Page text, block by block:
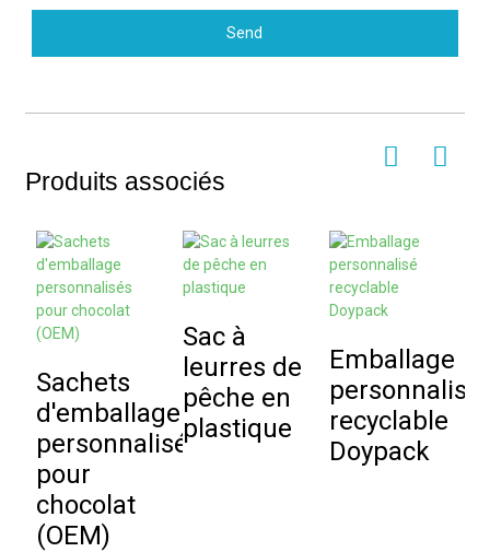
Send
Produits associés
Sachets
d'emballage
personnalisés
pour
chocolat
(OEM)
Sac à
leurres de
pêche en
plastique
Emballage
personnalisé
recyclable
Doypack